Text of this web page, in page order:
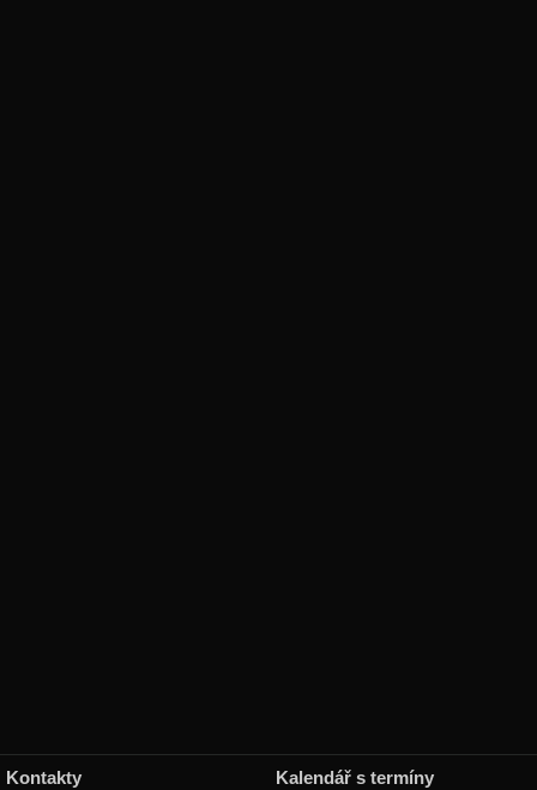
Kontakty Kalendář s termíny